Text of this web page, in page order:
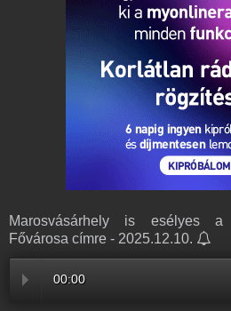
Marosvásárhely is esélyes a
Fővárosa címre - 2025.12.10.
00:00